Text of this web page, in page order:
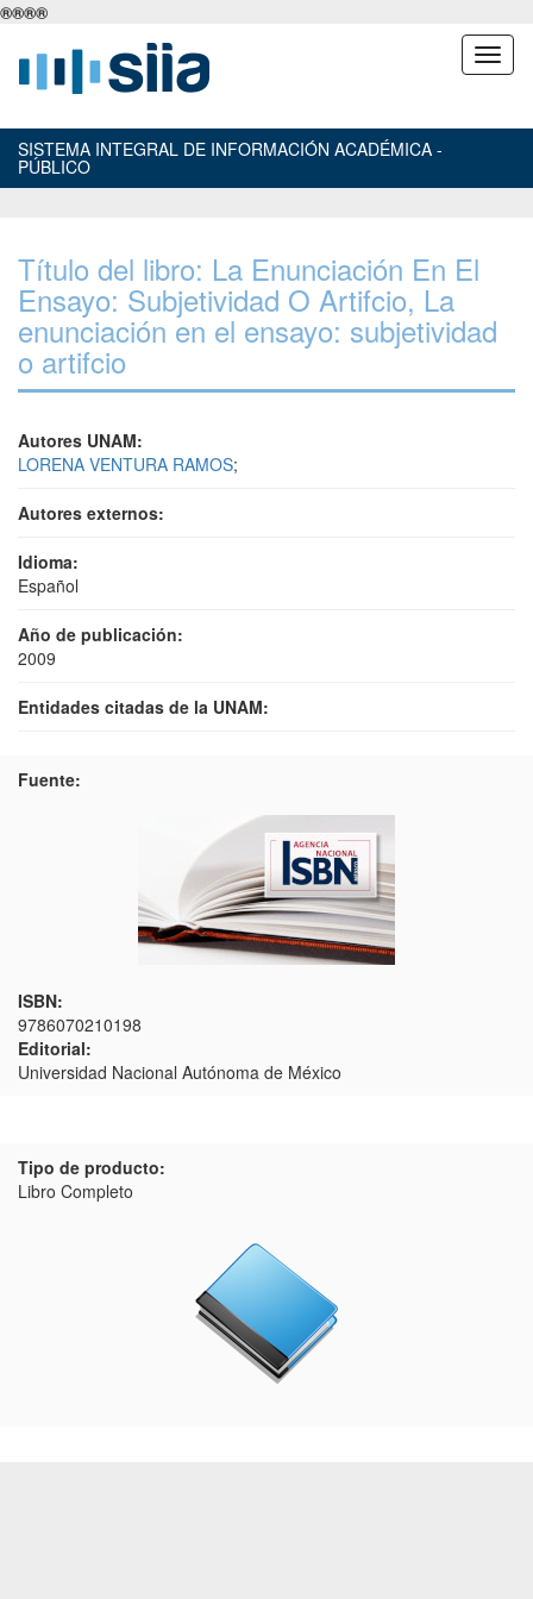
®®®®
SISTEMA INTEGRAL DE INFORMACIÓN ACADÉMICA -
PÚBLICO
Título del libro: La Enunciación En El
Ensayo: Subjetividad O Artifcio, La
enunciación en el ensayo: subjetividad
o artifcio
Autores UNAM:
LORENA VENTURA RAMOS;
Autores externos:
Idioma:
Español
Año de publicación:
2009
Entidades citadas de la UNAM:
Fuente:
ISBN:
9786070210198
Editorial:
Universidad Nacional Autónoma de México
Tipo de producto:
Libro Completo